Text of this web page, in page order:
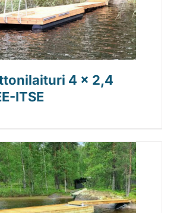
4 x 2,4
ITSE